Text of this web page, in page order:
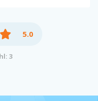
5.0
3